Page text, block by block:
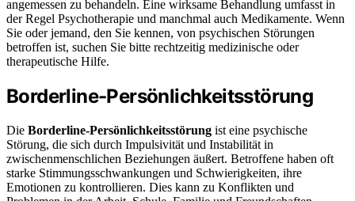
angemessen zu behandeln. Eine wirksame Behandlung umfasst in
der Regel Psychotherapie und manchmal auch Medikamente. Wenn
Sie oder jemand, den Sie kennen, von psychischen Störungen
betroffen ist, suchen Sie bitte rechtzeitig medizinische oder
therapeutische Hilfe.
Borderline-Persönlichkeitsstörung
Die Borderline-Persönlichkeitsstörung ist eine psychische
Störung, die sich durch Impulsivität und Instabilität in
zwischenmenschlichen Beziehungen äußert. Betroffene haben oft
starke Stimmungsschwankungen und Schwierigkeiten, ihre
Emotionen zu kontrollieren. Dies kann zu Konflikten und